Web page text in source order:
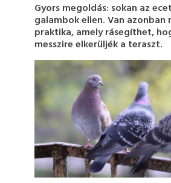
Gyors megoldás: sokan az
galambok ellen. Van azonban
praktika, amely rásegíthet,
messzire elkerüljék a teraszt.